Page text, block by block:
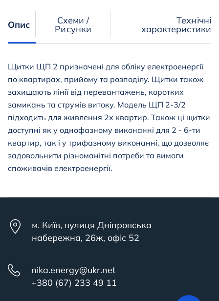
Опис Схеми /
Рисунки
Технічні
характеристики
Щитки ЩП 2 призначені для обліку електроенергії
по квартирах, прийому та розподілу. Щитки також
захищають лінії від перевантажень, коротких
замикань та струмів витоку. Модель ЩП 2-3/2
підходить для живлення 2х квартир. Також ці щитки
доступні як у однофазному виконанні для 2 - 6-ти
квартир, так і у трифазному виконанні, що дозволяє
задовольнити різноманітні потреби та вимоги
споживачів електроенергії.
м. Київ, вулиця Дніпровська
набережна, 26ж, офіс 52
nika.energy@ukr.net
+380 (67) 233 49 11